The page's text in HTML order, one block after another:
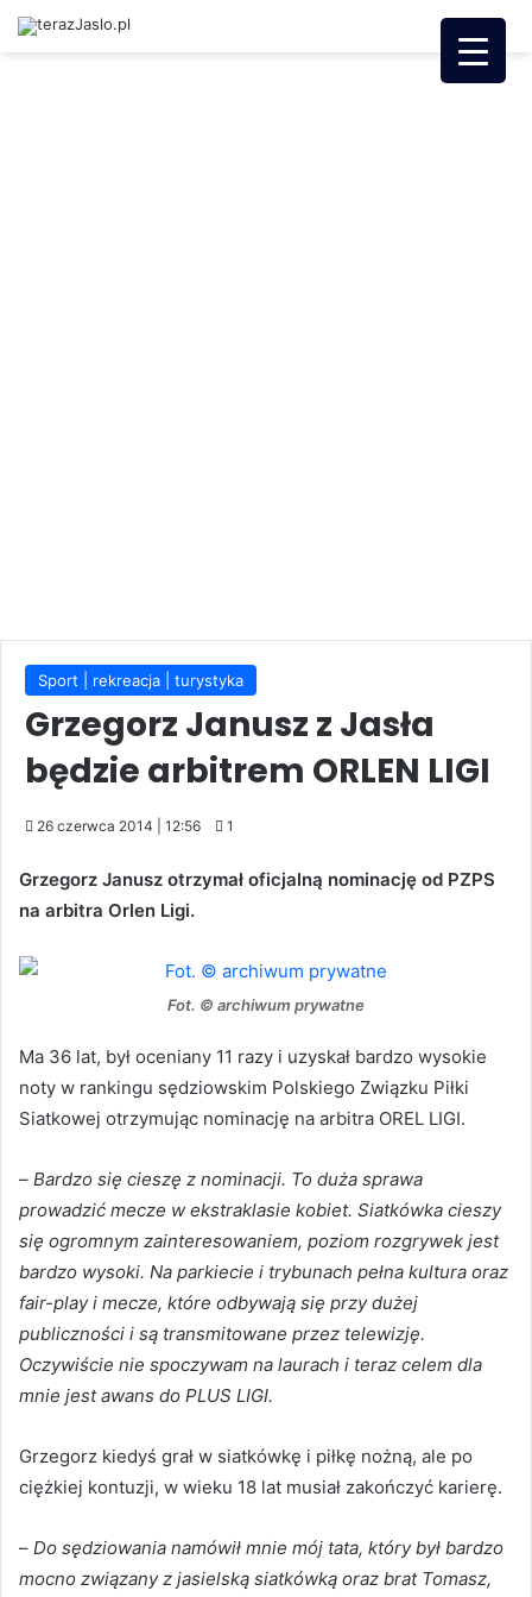
Sport | rekreacja | turystyka
Grzegorz Janusz z Jasła
będzie arbitrem ORLEN LIGI
26 czerwca 2014 | 12:56 1
Grzegorz Janusz otrzymał oficjalną nominację od PZPS
na arbitra Orlen Ligi.
Fot. © archiwum prywatne
Ma 36 lat, był oceniany 11 razy i uzyskał bardzo wysokie
noty w rankingu sędziowskim Polskiego Związku Piłki
Siatkowej otrzymując nominację na arbitra OREL LIGI.
– Bardzo się cieszę z nominacji. To duża sprawa
prowadzić mecze w ekstraklasie kobiet. Siatkówka cieszy
się ogromnym zainteresowaniem, poziom rozgrywek jest
bardzo wysoki. Na parkiecie i trybunach pełna kultura oraz
fair-play i mecze, które odbywają się przy dużej
publiczności i są transmitowane przez telewizję.
Oczywiście nie spoczywam na laurach i teraz celem dla
mnie jest awans do PLUS LIGI.
Grzegorz kiedyś grał w siatkówkę i piłkę nożną, ale po
ciężkiej kontuzji, w wieku 18 lat musiał zakończyć karierę.
– Do sędziowania namówił mnie mój tata, który był bardzo
mocno związany z jasielską siatkówką oraz brat Tomasz,